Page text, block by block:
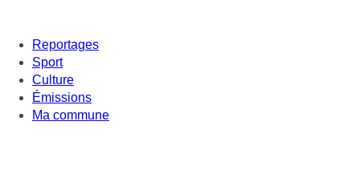
Reportages
Sport
Culture
Émissions
Ma commune